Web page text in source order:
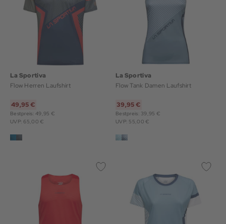
La Sportiva
Flow Herren Laufshirt
49,95 €
Bestpreis: 49,95 €
UVP: 65,00 €
La Sportiva
Flow Tank Damen Laufshirt
39,95 €
Bestpreis: 39,95 €
UVP: 55,00 €